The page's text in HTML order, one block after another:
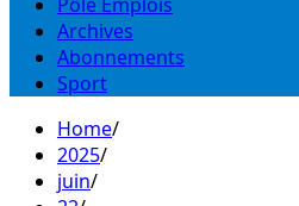
Archives
Abonnements
Sport
Home
2025
juin